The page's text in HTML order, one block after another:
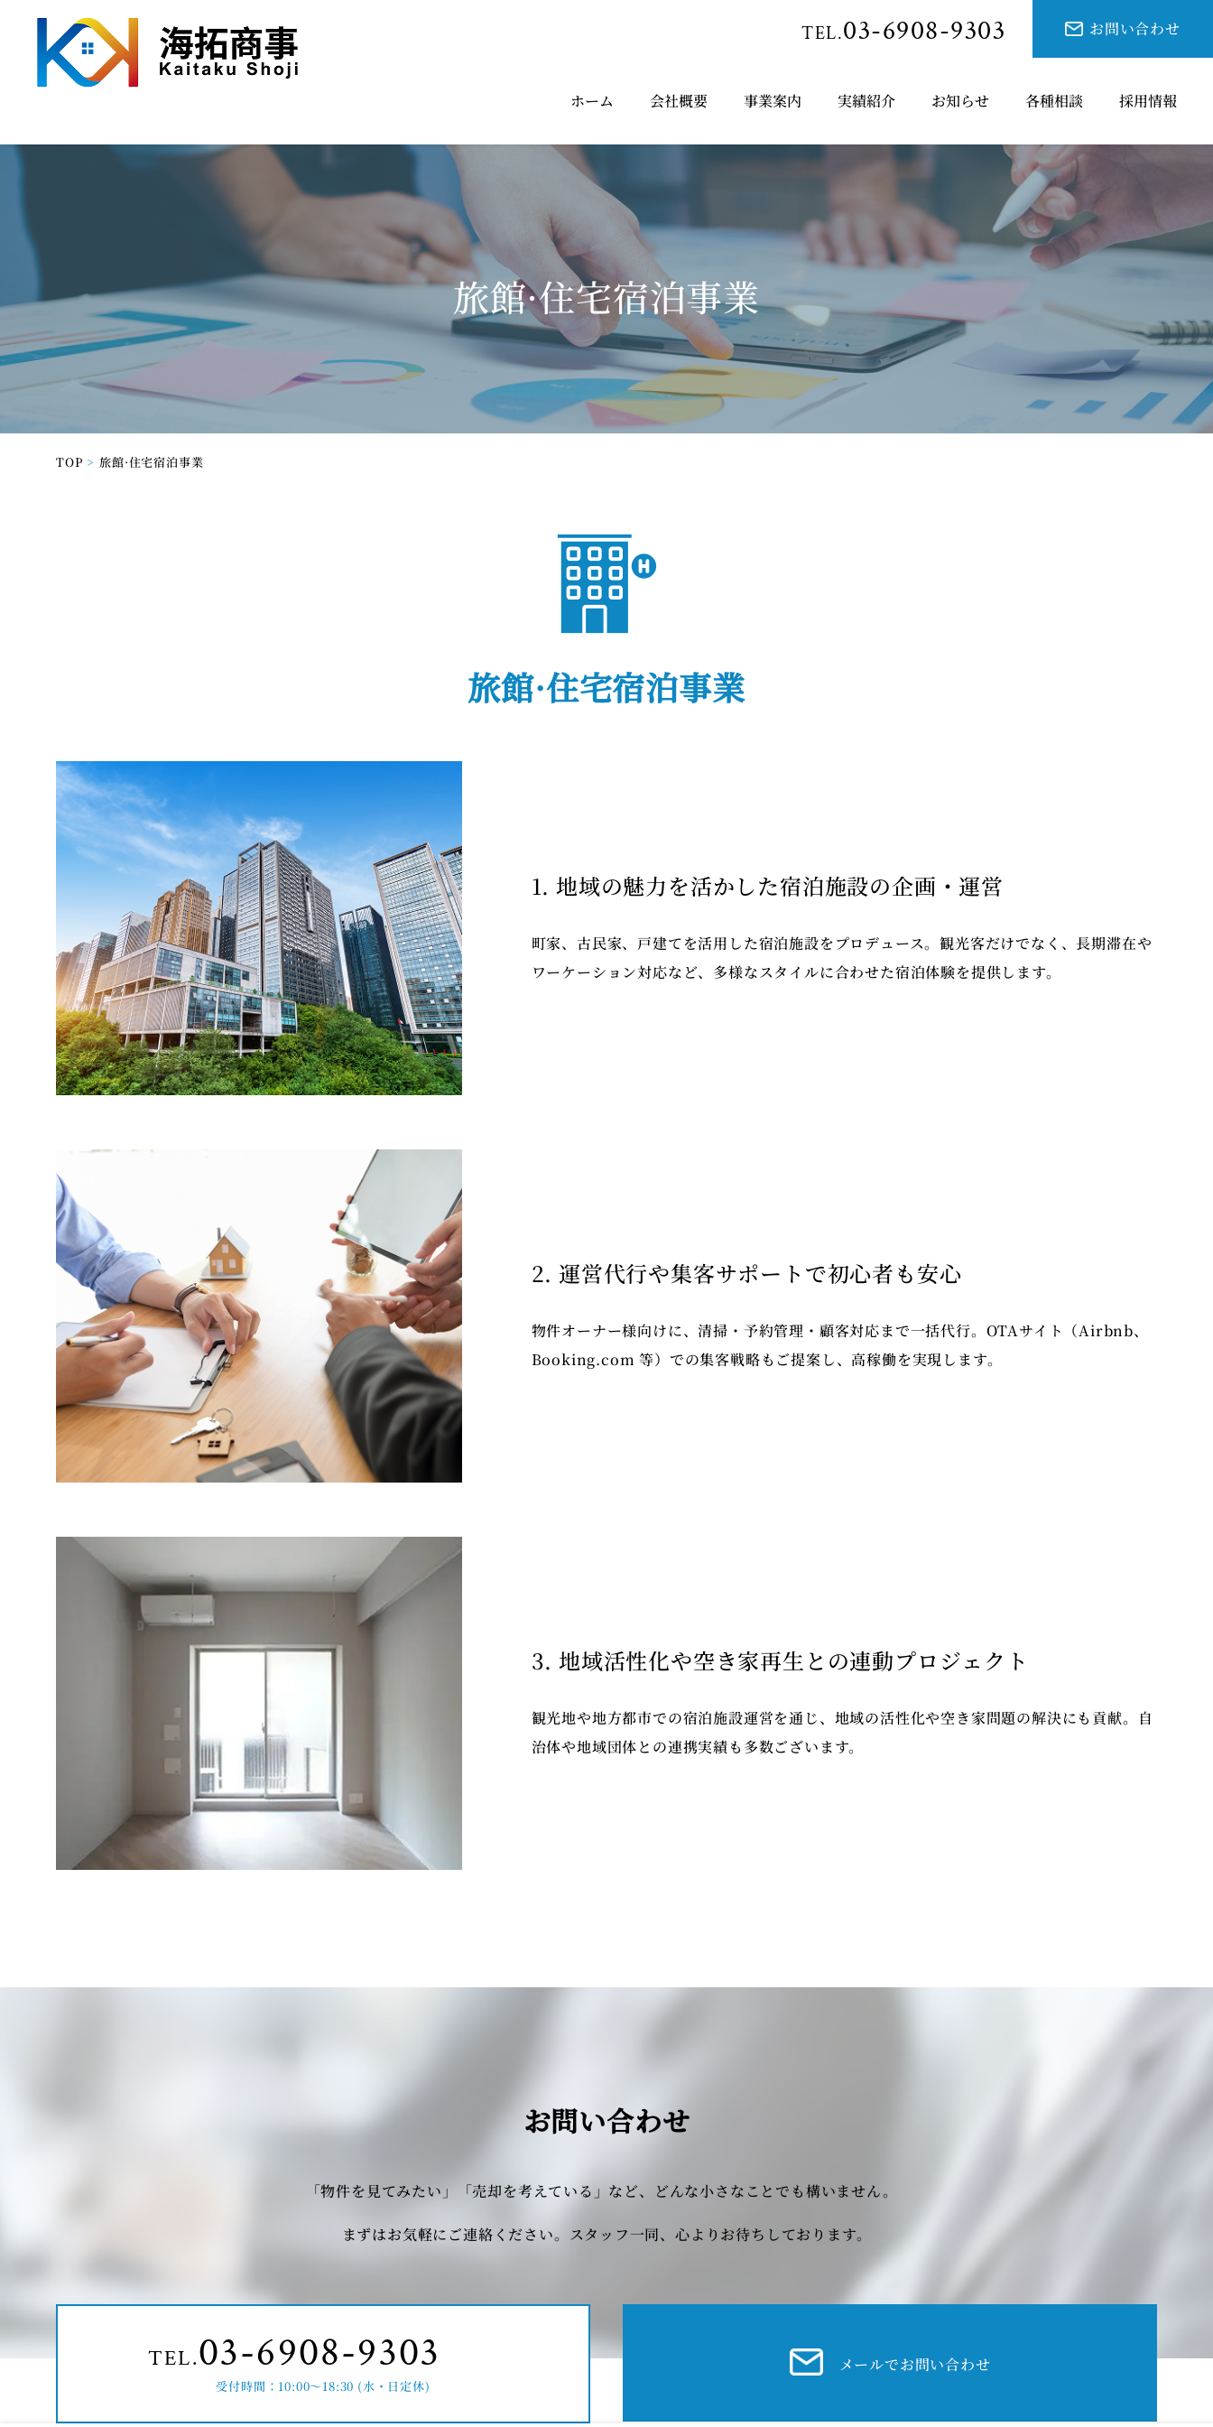
ホーム 会社概要 事業案内 実績紹介 お知らせ 各種相談 採用情報
TEL.03-6908-9303 お問い合わせ
旅館·住宅宿泊事業
TOP 旅館·住宅宿泊事業
旅館·住宅宿泊事業
1. 地域の魅力を活かした宿泊施設の企画・運営
町家、古民家、戸建てを活用した宿泊施設をプロデュース。観光客だけでなく、長期滞在や
ワーケーション対応など、多様なスタイルに合わせた宿泊体験を提供します。
2. 運営代行や集客サポートで初心者も安心
物件オーナー様向けに、清掃・予約管理・顧客対応まで一括代行。OTAサイト（Airbnb、
Booking.com 等）での集客戦略もご提案し、高稼働を実現します。
3. 地域活性化や空き家再生との連動プロジェクト
観光地や地方都市での宿泊施設運営を通じ、地域の活性化や空き家問題の解決にも貢献。自
治体や地域団体との連携実績も多数ございます。
お問い合わせ
「物件を見てみたい」「売却を考えている」など、どんな小さなことでも構いません。
まずはお気軽にご連絡ください。スタッフ一同、心よりお待ちしております。
TEL.03-6908-9303
受付時間：10:00～18:30 (水・日定休)
メールでお問い合わせ